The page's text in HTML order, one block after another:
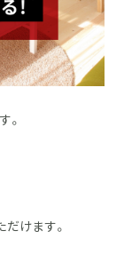
。
けます。